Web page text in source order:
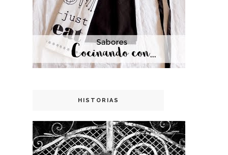
HISTORIAS